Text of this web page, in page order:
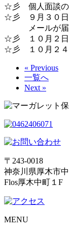
☆彡 個人面談の
☆彡 ９月３０日
メールが届い
☆彡 １０月２日
☆彡 １０月２４
« Previous
一覧へ
Next »
〒243-0018
神奈川県厚木市
Flos厚木中町１F
MENU